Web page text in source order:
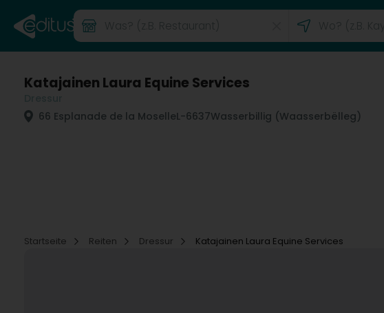
Katajainen Laura Equine Services
66 Esplanade de la MoselleL-6637Wasserbillig (Waasserbëlleg)
Startseite
Reiten Dressur Katajainen Laura Equine Services